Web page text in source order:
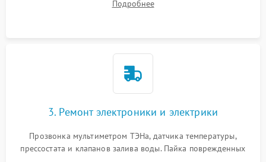
крестовины на износ, а манжеты люка на разрывы.
Подробнее
3. Ремонт электроники и электрики
Прозвонка мультиметром ТЭНа, датчика температуры,
прессостата и клапанов залива воды. Пайка поврежденных